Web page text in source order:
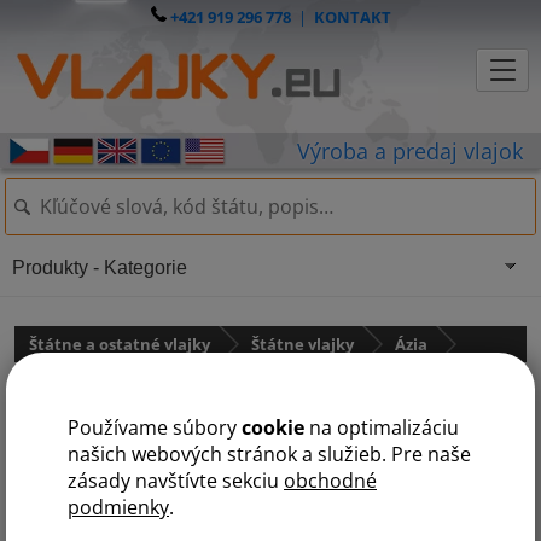
Používame súborycookie na optimalizáciu
našich webových stránok a služieb. Pre naše
zásady navštívte sekciu obchodné
podmienky.
+421 919 296 778| KONTAKT
Štátne a ostatné vlajky Štátne vlajky Ázia
Produkty - Kategorie